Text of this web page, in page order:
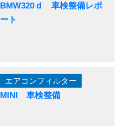
BMW320ｄ 車検整備レポ
ート
エアコンフィルター
MINI 車検整備